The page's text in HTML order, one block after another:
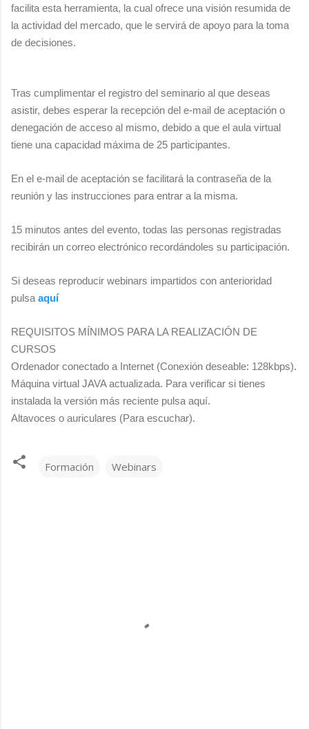
facilita esta herramienta, la cual ofrece una visión resumida de
la actividad del mercado, que le servirá de apoyo para la toma
de decisiones.
Tras cumplimentar el registro del seminario al que deseas
asistir, debes esperar la recepción del e-mail de aceptación o
denegación de acceso al mismo, debido a que el aula virtual
tiene una capacidad máxima de 25 participantes.
En el e-mail de aceptación se facilitará la contraseña de la
reunión y las instrucciones para entrar a la misma.
15 minutos antes del evento, todas las personas registradas
recibirán un correo electrónico recordándoles su participación.
Si deseas reproducir webinars impartidos con anterioridad
pulsa aquí
REQUISITOS MÍNIMOS PARA LA REALIZACIÓN DE
CURSOS
Ordenador conectado a Internet (Conexión deseable: 128kbps).
Máquina virtual JAVA actualizada. Para verificar si tienes
instalada la versión más reciente pulsa aquí.
Altavoces o auriculares (Para escuchar).
Formación Webinars